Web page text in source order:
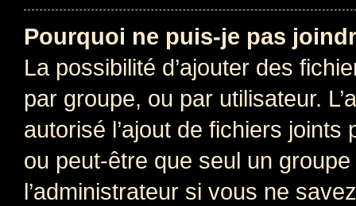
Pourquoi ne puis-je pas
La possibilité d’ajouter des
par groupe, ou par utilisateur.
autorisé l’ajout de fichiers
ou peut-être que seul un
l’administrateur si vous ne